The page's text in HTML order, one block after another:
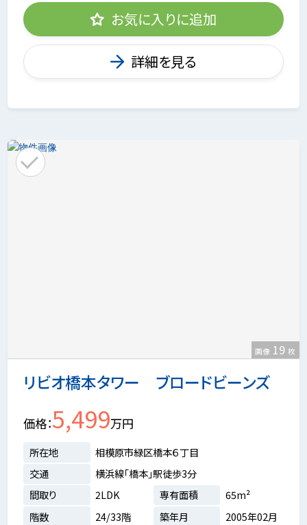
お気に入りに追加
詳細を見る
リビオ橋本タワー ブロードビーンズ
画像 19 枚
価格 5,499万円
所在地
相模原市緑区橋本６丁目
交通
横浜線「橋本」駅徒歩3分
間取り
2LDK 専有面積
65m²
階数
24/33階 築年月 2005年02月